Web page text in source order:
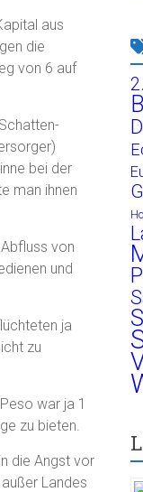
aus
die
von 6 auf
bei der
man ihnen
von
und
ja
zu
war ja 1
zu bieten.
die Angst vor
Landes